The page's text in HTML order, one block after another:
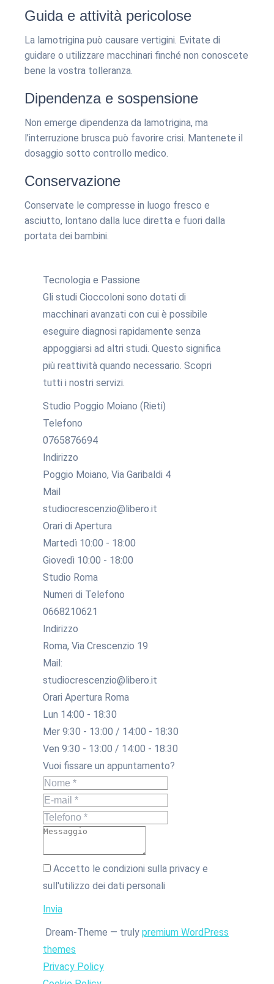
Guida e attività pericolose
La lamotrigina può causare vertigini. Evitate di
guidare o utilizzare macchinari finché non conoscete
bene la vostra tolleranza.
Dipendenza e sospensione
Non emerge dipendenza da lamotrigina, ma
l’interruzione brusca può favorire crisi. Mantenete il
dosaggio sotto controllo medico.
Conservazione
Conservate le compresse in luogo fresco e
asciutto, lontano dalla luce diretta e fuori dalla
portata dei bambini.
Tecnologia e Passione
Gli studi Cioccoloni sono dotati di
macchinari avanzati con cui è possibile
eseguire diagnosi rapidamente senza
appoggiarsi ad altri studi. Questo significa
più reattività quando necessario. Scopri
tutti i nostri servizi.
Studio Poggio Moiano (Rieti)
Telefono
0765876694
Indirizzo
Poggio Moiano, Via Garibaldi 4
Mail
studiocrescenzio@libero.it
Orari di Apertura
Martedì 10:00 - 18:00
Giovedì 10:00 - 18:00
Studio Roma
Numeri di Telefono
0668210621
Indirizzo
Roma, Via Crescenzio 19
Mail:
studiocrescenzio@libero.it
Orari Apertura Roma
Lun 14:00 - 18:30
Mer 9:30 - 13:00 / 14:00 - 18:30
Ven 9:30 - 13:00 / 14:00 - 18:30
Vuoi fissare un appuntamento?
Nome *
Messaggio
Accetto le condizioni sulla privacy e
sull'utilizzo dei dati personali
Invia
Dream-Theme — truly premium WordPress
themes
Privacy Policy